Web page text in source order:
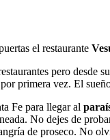
el restaurante
pero
primera vez. El
Fe para llegar al
No dejes de
de proseco. No